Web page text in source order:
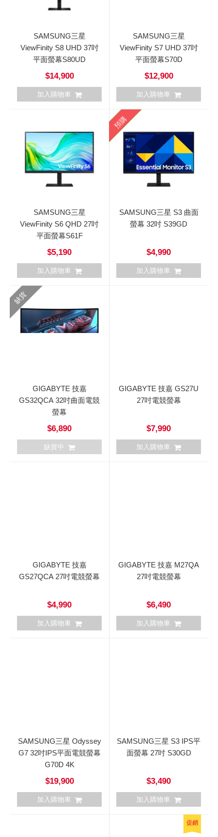
SAMSUNG三星
ViewFinity S8 UHD 37吋
平面螢幕S80UD
$14,900
加入購物車
SAMSUNG三星
ViewFinity S7 UHD 37吋
平面螢幕S70D
$12,900
加入購物車
SAMSUNG三星
ViewFinity S6 QHD 27吋
平面螢幕S61F
$5,190
加入購物車
預購
SAMSUNG三星 S3 曲面
螢幕 32吋 S39GD
$4,990
加入購物車
缺貨
GIGABYTE 技嘉
GS32QCA 32吋曲面電競
螢幕
$6,890
缺貨中
GIGABYTE 技嘉 GS27U
27吋電競螢幕
$7,990
加入購物車
GIGABYTE 技嘉
GS27QCA 27吋電競螢幕
$4,990
加入購物車
GIGABYTE 技嘉 M27QA
27吋電競螢幕
$6,490
加入購物車
SAMSUNG三星 Odyssey
G7 32吋IPS平面電競螢幕
G70D 4K
$19,900
加入購物車
SAMSUNG三星 S3 IPS平
面螢幕 27吋 S30GD
$3,490
加入購物車
促銷